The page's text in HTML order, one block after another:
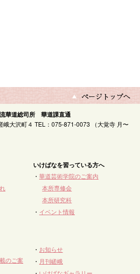
華道総司所 華道課直通
峨大沢町４ TEL：075-871-0073 （大覚寺 月〜
いけばなを習っている方へ
・華道芸術学院のご案内
本所専修会
本所研究科
・ イベント情報
のご案
・ お知らせ
・ 月刊嵯峨